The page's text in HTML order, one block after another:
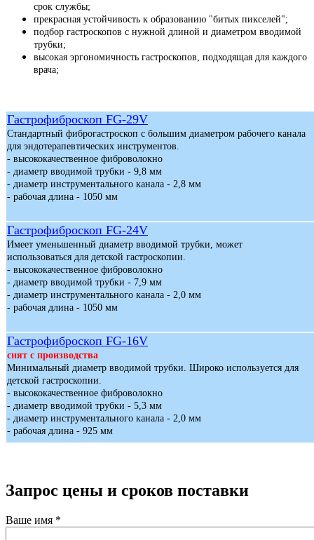
срок службы;
прекрасная устойчивость к образованию "битых пикселей";
подбор гастроскопов с нужной длиной и диаметром вводимой
трубки;
высокая эргономичность гастроскопов, подходящая для каждого
врача;
Гастрофиброскоп FG-29V
Стандартный фиброгастроскоп с большим диаметром рабочего канала
для эндотерапевтических инструментов.
- высококачественное фиброволокно
- диаметр вводимой трубки - 9,8 мм
- диаметр инструментального канала - 2,8 мм
- рабочая длина - 1050 мм
Гастрофиброскоп FG-24V
Имеет уменьшенный диаметр вводимой трубки, может
использоваться для детской гастроскопии.
- высококачественное фиброволокно
- диаметр вводимой трубки - 7,9 мм
- диаметр инструментального канала - 2,0 мм
- рабочая длина - 1050 мм
Гастрофиброскоп FG-16V
снят с производства
Минимальный диаметр вводимой трубки. Широко используется для
детской гастроскопии.
- высококачественное фиброволокно
- диаметр вводимой трубки - 5,3 мм
- диаметр инструментального канала - 2,0 мм
- рабочая длина - 925 мм
Запрос цены и сроков поставки
Ваше имя *